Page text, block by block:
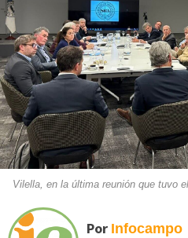
Vilella, en la última reunión que tuvo
Por Infocampo